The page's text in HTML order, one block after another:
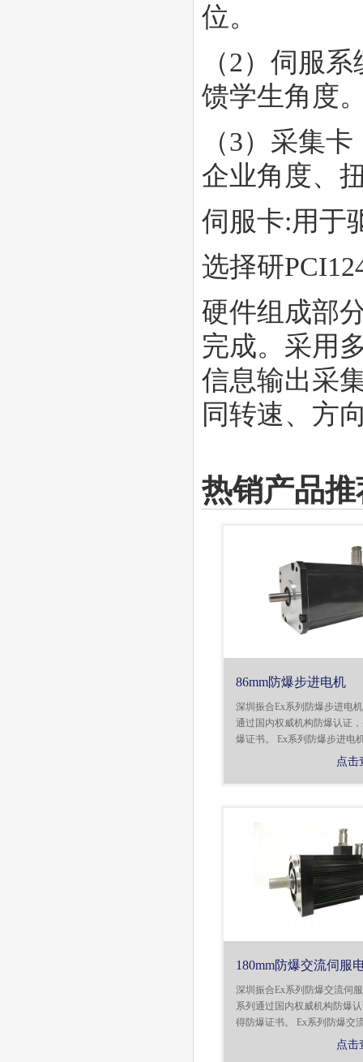
位。
（2）伺服
馈学生角度
（3）采集
企业角度、
伺服卡:用于
选择研
硬件组成部
完成。采用
信息输出采
同转速、方
热销产品推
86mm防爆步进电机
深圳振合Ex系列防爆步进电
通过国内权威机构防爆认证
爆证书。 Ex系列防爆步进电
点击
180mm防爆交流伺服
深圳振合Ex系列防爆交流伺
系列通过国内权威机构防爆
得防爆证书。 Ex系列防爆交
点击